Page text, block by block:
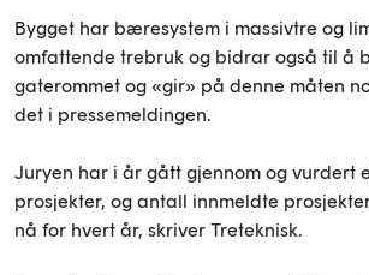
Bygget har bæresystem i massivtre og
omfattende trebruk og bidrar også til å
gaterommet og «gir» på denne måten
det i pressemeldingen.
Juryen har i år gått gjennom og vurdert
prosjekter, og antall innmeldte
nå for hvert år, skriver Treteknisk.